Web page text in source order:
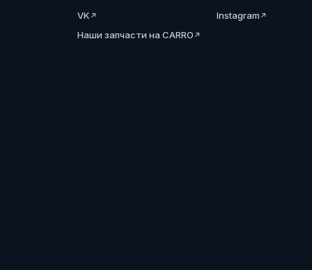
VK
Instagram
Наши запчасти на CARRO